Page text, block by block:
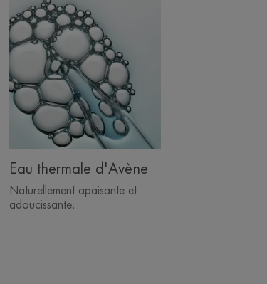
Eau thermale d'Avène
Naturellement apaisante et
adoucissante.